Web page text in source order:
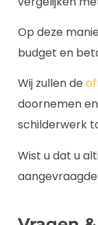
Op deze
budget en
Wij zullen de
doornemen
schilderwerk
Wist u dat u